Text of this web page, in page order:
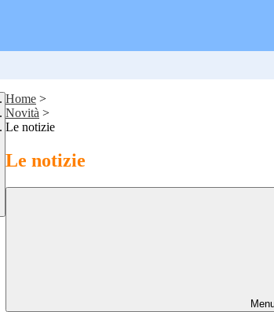
Home >
Novità >
Le notizie
Le notizie